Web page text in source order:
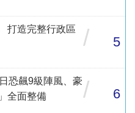
打造完整行政區
/ 5
恐飆9級陣風、豪
全面整備
/ 6